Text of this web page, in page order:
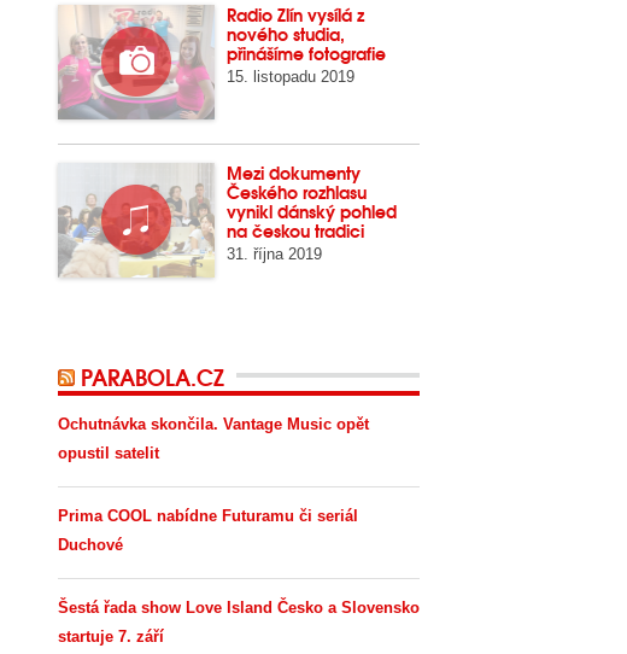
Radio Zlín vysílá z
nového studia,
přinášíme fotografie
15. listopadu 2019
Mezi dokumenty
Českého rozhlasu
vynikl dánský pohled
na českou tradici
31. října 2019
PARABOLA.CZ
Ochutnávka skončila. Vantage Music opět
opustil satelit
Prima COOL nabídne Futuramu či seriál
Duchové
Šestá řada show Love Island Česko a Slovensko
startuje 7. září